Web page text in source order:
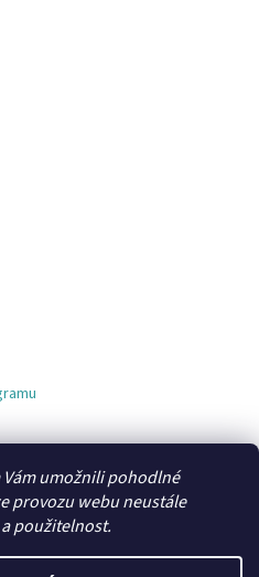
umožnili pohodlné
provozu webu neustále
použitelnost.